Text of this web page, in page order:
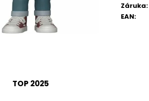
Záruka:
EAN:
TOP 2025